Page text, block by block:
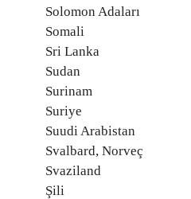
Solomon Adaları
Somali
Sri Lanka
Sudan
Surinam
Suriye
Suudi Arabistan
Svalbard, Norveç
Svaziland
Şili